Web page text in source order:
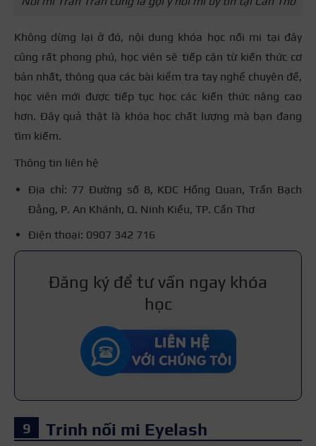
Không dừng lại ở đó, nội dung khóa học nối mi tại đây
cũng rất phong phú, học viên sẽ tiếp cận từ kiến thức cơ
bản nhất, thông qua các bài kiểm tra tay nghề chuyên đề,
học viên mới được tiếp tục học các kiến thức nâng cao
hơn. Đây quả thật là khóa học chất lượng mà bạn đang
tìm kiếm.
Thông tin liên hệ
Địa chỉ: 77 Đường số 8, KDC Hồng Quan, Trần Bạch
Đằng, P. An Khánh, Q. Ninh Kiều, TP. Cần Thơ
Điện thoại: 0907 342 716
Đăng ký để tư vấn ngay khóa
học
Trinh nối mi Eyelash